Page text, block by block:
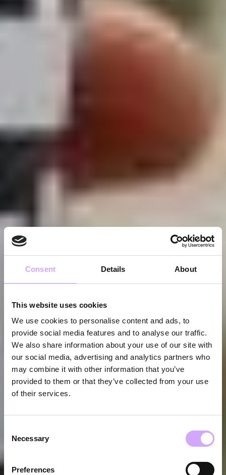
Consent Details About
This website uses cookies
We use cookies to personalise content and ads, to
provide social media features and to analyse our traffic.
We also share information about your use of our site with
our social media, advertising and analytics partners who
may combine it with other information that you’ve
provided to them or that they’ve collected from your use
of their services.
Selection
Necessary
Preferences